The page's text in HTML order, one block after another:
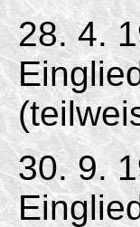
28. 4.
30. 9.